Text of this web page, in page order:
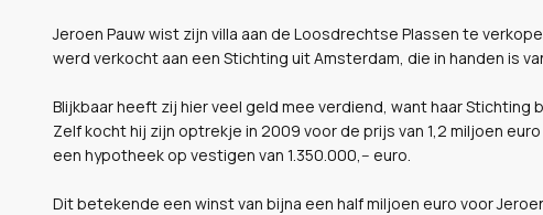
Jeroen Pauw wist zijn villa aan de Loosdrechtse Plassen te
werd verkocht aan een Stichting uit Amsterdam, die in handen is
Blijkbaar heeft zij hier veel geld mee verdiend, want haar Stichting
Zelf kocht hij zijn optrekje in 2009 voor de prijs van 1,2 miljoen
een hypotheek op vestigen van 1.350.000,-- euro.
Dit betekende een winst van bijna een half miljoen euro voor